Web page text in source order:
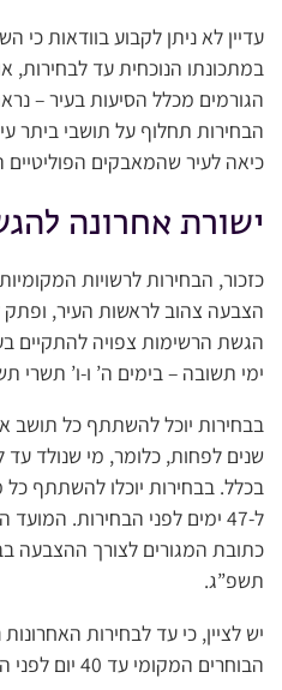
עדיין לא ניתן לקבוע בוודאות כי
במתכונתו הנוכחית עד לבחירות,
הגורמים מכלל הסיעות בעיר –
הבחירות תחלוף על תושבי ביתר
כיאה לעיר שהמאבקים
ישורת אחרונה
כזכור, הבחירות לרשויות
הצבעה צהוב לראשות העיר,
הגשת הרשימות צפויה להתקיים
ימי תשובה – בימים ה’ ו-ו’ תשרי
שנים לפחות, כלומר, מי שנולד עד
בכלל. בבחירות יוכלו להשתתף
ל-47 ימים לפני הבחירות.
כתובת המגורים לצורך ההצבעה
תשפ”ג.
יש לציין, כי עד לבחירות
הבוחרים